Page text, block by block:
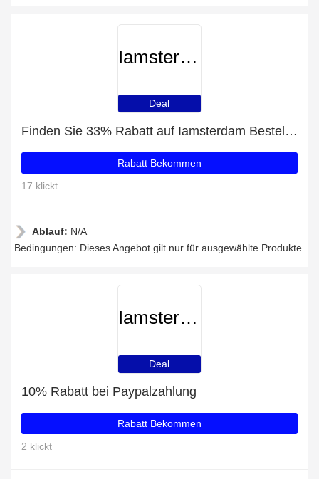
Iamsterdam
Deal
Finden Sie 33% Rabatt auf Iamsterdam Bestellungen
Rabatt Bekommen
17 klickt
Ablauf: N/A
Bedingungen: Dieses Angebot gilt nur für ausgewählte Produkte
Iamsterdam
Deal
10% Rabatt bei Paypalzahlung
Rabatt Bekommen
2 klickt